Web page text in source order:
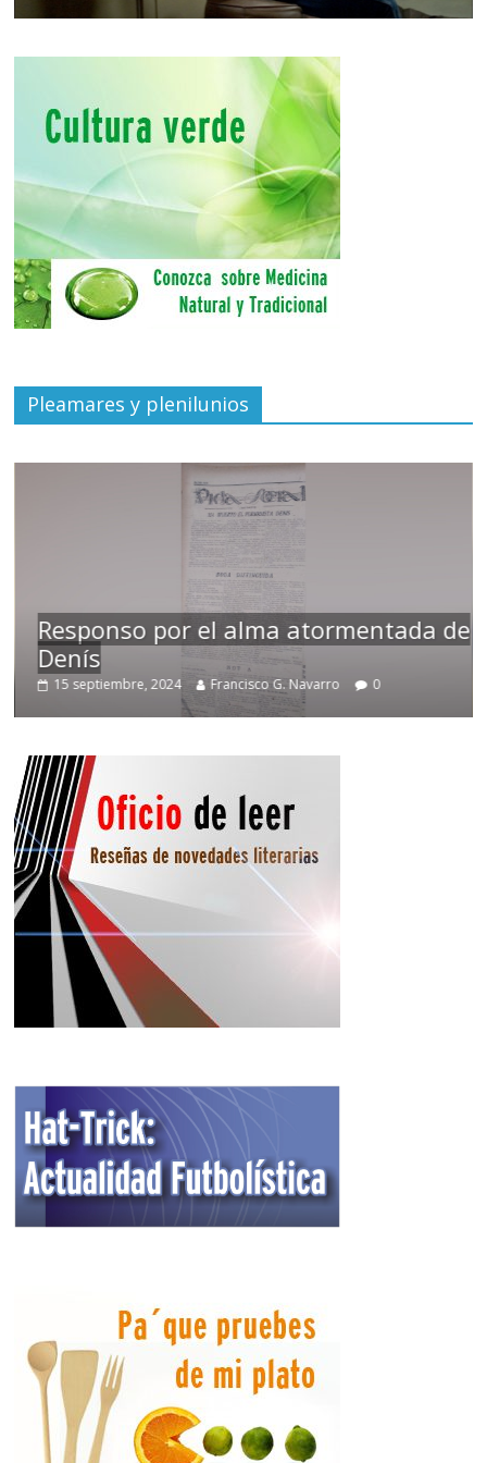
Pleamares y plenilunios
Responso por el alma atormentada de
Denís
15 septiembre, 2024 Francisco G. Navarro